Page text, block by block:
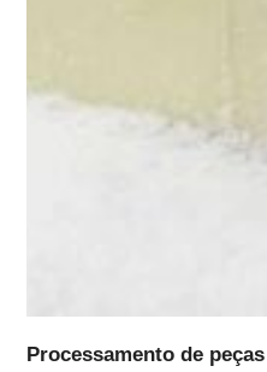
Processamento de